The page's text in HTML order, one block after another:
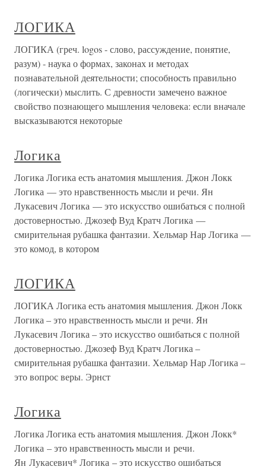
ЛОГИКА
ЛОГИКА (греч. logos - слово, рассуждение, понятие,
разум) - наука о формах, законах и методах
познавательной деятельности; способность правильно
(логически) мыслить. С древности замечено важное
свойство познающего мышления человека: если вначале
высказываются некоторые
Логика
Логика Логика есть анатомия мышления. Джон Локк
Логика — это нравственность мысли и речи. Ян
Лукасевич Логика — это искусство ошибаться с полной
достоверностью. Джозеф Вуд Кратч Логика —
смирительная рубашка фантазии. Хельмар Нар Логика —
это комод, в котором
ЛОГИКА
ЛОГИКА Логика есть анатомия мышления. Джон Локк
Логика – это нравственность мысли и речи. Ян
Лукасевич Логика – это искусство ошибаться с полной
достоверностью. Джозеф Вуд Кратч Логика –
смирительная рубашка фантазии. Хельмар Нар Логика –
это вопрос веры. Эрнст
Логика
Логика Логика есть анатомия мышления. Джон Локк*
Логика – это нравственность мысли и речи.
Ян Лукасевич* Логика – это искусство ошибаться